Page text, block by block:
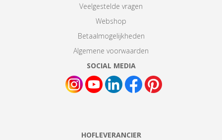
Veelgestelde vragen
Webshop
Betaalmogelijkheden
Algemene voorwaarden
SOCIAL MEDIA
HOFLEVERANCIER